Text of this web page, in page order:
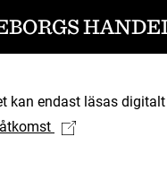
kan endast läsas